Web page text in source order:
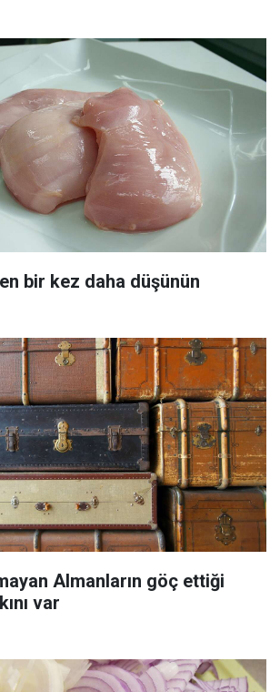
bir kez daha düşünün
Almanların göç ettiği
var